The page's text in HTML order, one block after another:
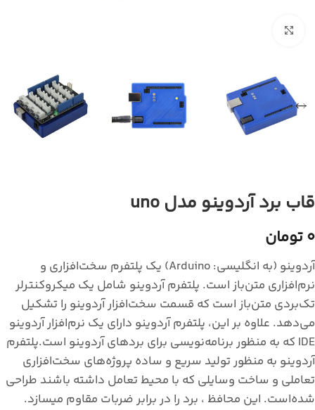
قاب برد آردوینو مدل uno
0 تومان
آردوینو (به انگلیسی: Arduino) یک پلتفرم سخت‌افزاری و
نرم‌افزاری متن‌باز است. پلتفرم آردوینو شامل یک میکروکنترلر
تک‌بردی متن‌باز است که قسمت سخت‌افزار آردوینو را تشکیل
می‌دهد. علاوه بر این، پلتفرم آردوینو دارای یک نرم‌افزار آردوینو
IDE که به منظور برنامه‌نویسی برای بردهای آردوینو است.پلتفرم
آردوینو به منظور تولید سریع و ساده پروژه‌های سخت‌افزاری
تعاملی و ساخت وسایلی که با محیط تعامل داشته باشند طراحی
شده‌است. این محافظ ، برد را در برابر ضربات مقاوم میسازد.